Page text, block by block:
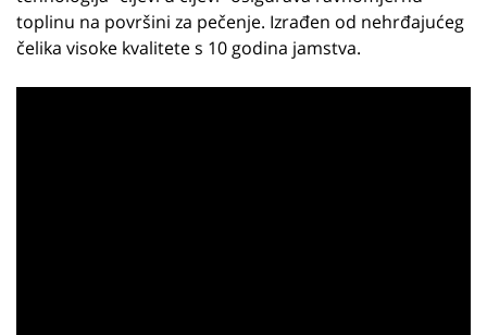
toplinu na površini za pečenje. Izrađen od nehrđajućeg
čelika visoke kvalitete s 10 godina jamstva.